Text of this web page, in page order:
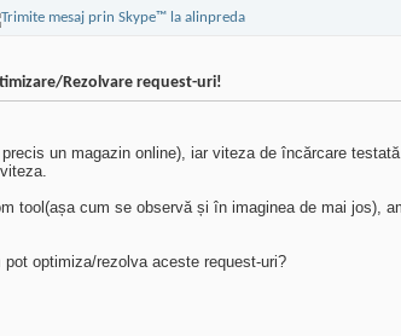
Rezolvare request-uri!
un magazin online), iar viteza de încărcare
tool(așa cum se observă și în imaginea de mai jos),
optimiza/rezolva aceste request-uri?